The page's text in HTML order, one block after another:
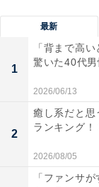
第1位：らん
1位に輝いたの
1987年から
ました。物語は
う高校生の格
け）である天
最新
1
「背まで高
驚いた40代男
2026/06/13
2
癒し系だと思
ランキング！
2026/08/05
「ファンサ